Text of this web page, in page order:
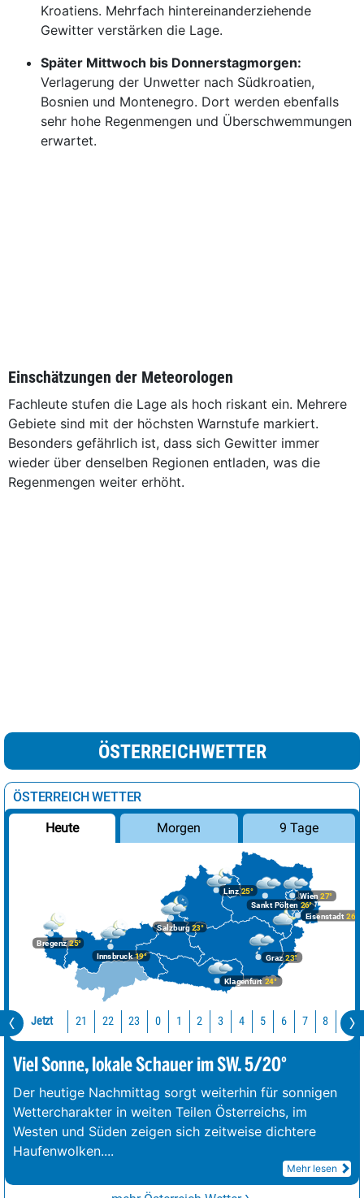
Kroatiens. Mehrfach hintereinanderziehende
Gewitter verstärken die Lage.
Später Mittwoch bis Donnerstagmorgen:
Verlagerung der Unwetter nach Südkroatien,
Bosnien und Montenegro. Dort werden ebenfalls
sehr hohe Regenmengen und Überschwemmungen
erwartet.
Einschätzungen der Meteorologen
Fachleute stufen die Lage als hoch riskant ein. Mehrere
Gebiete sind mit der höchsten Warnstufe markiert.
Besonders gefährlich ist, dass sich Gewitter immer
wieder über denselben Regionen entladen, was die
Regenmengen weiter erhöht.
ÖSTERREICHWETTER
ÖSTERREICH WETTER
Heute Morgen 9 Tage
Bregenz25°
Graz23°
Innsbruck19°
Klagenfurt 24°
Linz25°
Salzburg23°
Wien 27°
Eisenstadt 26°
Sankt Pölten 26°
Jetzt 21 22 23 0 1 2 3 4 5 6 7 8
Viel Sonne, lokale Schauer im SW. 5/20°
Der heutige Nachmittag sorgt weiterhin für sonnigen
Wettercharakter in weiten Teilen Österreichs, im
Westen und Süden zeigen sich zeitweise dichtere
Haufenwolken....
Mehr lesen